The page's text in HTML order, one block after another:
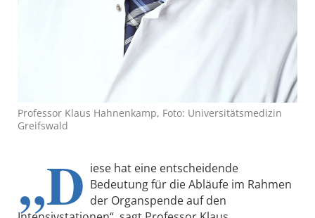
Professor Klaus Hahnenkamp, Foto: Universitätsmedizin
Greifswald
„D iese hat eine entscheidende
Bedeutung für die Abläufe im Rahmen
der Organspende auf den